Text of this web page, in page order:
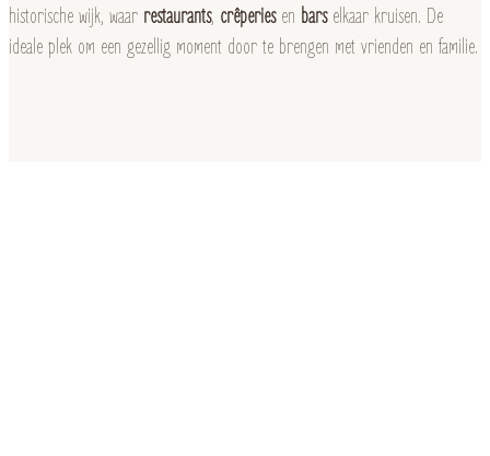
historische wijk, waar restaurants, crêperiesen barselkaar kruisen. De
ideale plek om een gezellig moment door te brengen met vrienden en familie.